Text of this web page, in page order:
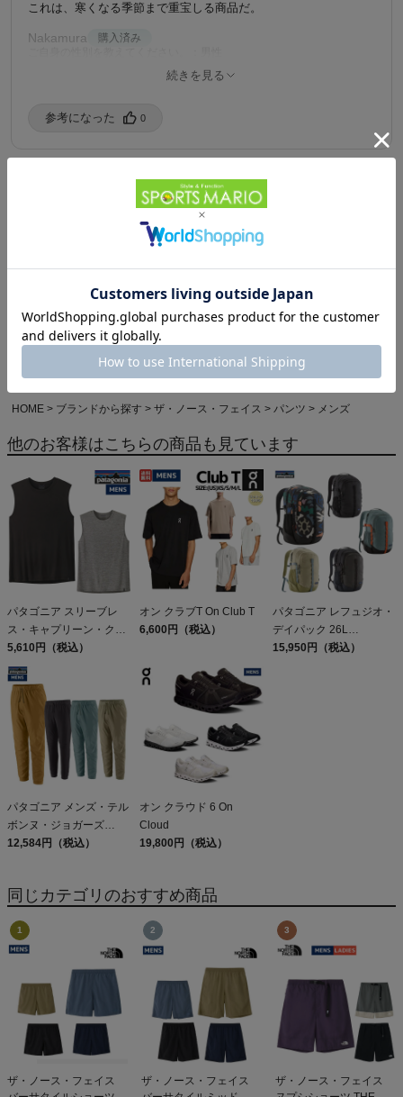
これは、寒くなる季節まで重宝しる商品だ。
Nakamura
購入済み
ご自身の身長を教えてください。：175-179cm
ご自身の体型を教えてください。：がっしり
続きを見る
参考になった️ 0
1
HOME カジュアル・アウトドア
HOME ブランドから探す ザ・ノース・フェイス ショーツ
メンズ
アイテムカテゴリから探す メンズカジュアルウェア
HOME
ブランドから探す ザ・ノース・フェイス パンツ メンズ
他のお客様はこちらの商品も見ています
パタゴニア スリーブレ
ス・キャプリーン・クー
ル・デイリー・シャツ
Patagonia Sleeveless
Capilene Cool Daily
Shirt
5,610円（税込）
オン クラブT On Club T
6,600円（税込）
パタゴニア レフュジオ・
デイパック 26L
PATAGONIA REFUGIO
15,950円（税込）
パタゴニア メンズ・テル
ボンヌ・ジョガーズ
PATAGONIA MS
12,584円（税込）
オン クラウド 6 On
Cloud
19,800円（税込）
同じカテゴリのおすすめ商品
ザ・ノース・フェイス
ザ・ノース・フェイス
ザ・ノース・フェイス